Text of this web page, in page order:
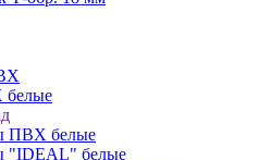
ПВХ белые
"IDEAL" белые